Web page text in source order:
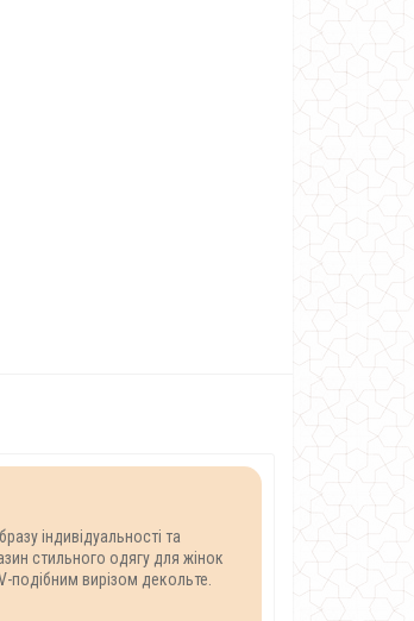
індивідуальності та
стильного одягу для жінок
вирізом декольте.